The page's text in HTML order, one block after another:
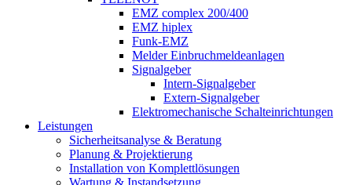
EMZ complex 200/400
EMZ hiplex
Funk-EMZ
Melder Einbruchmeldeanlagen
Signalgeber
Intern-Signalgeber
Extern-Signalgeber
Elektromechanische Schalteinrichtungen
Leistungen
Sicherheitsanalyse & Beratung
Planung & Projektierung​
Installation von Komplettlösungen
Wartung & Instandsetzung